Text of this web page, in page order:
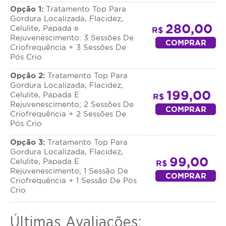
Opção 1: Tratamento Top Para
Gordura Localizada, Flacidez,
Celulite, Papada e
Rejuvenescimento: 3 Sessões De
Criofrequência + 3 Sessões De
Pós Crio
R$ 280,00
COMPRAR
Opção 2: Tratamento Top Para
Gordura Localizada, Flacidez,
Celulite, Papada E
Rejuvenescimento; 2 Sessões De
Criofrequência + 2 Sessões De
Pós Crio
R$ 199,00
COMPRAR
Opção 3: Tratamento Top Para
Gordura Localizada, Flacidez,
Celulite, Papada E
Rejuvenescimento; 1 Sessão De
Criofrequência + 1 Sessão De Pós
Crio
R$ 99,00
COMPRAR
Últimas Avaliações: